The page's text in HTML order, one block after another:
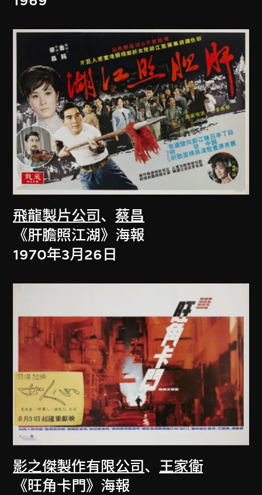
飛龍製片公司 、 蔡昌
《肝膽照江湖》海報
1970年3月26日
影之傑製作有限公司 、 王家衛
《旺角卡門》海報